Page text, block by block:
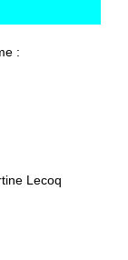
:
Lecoq